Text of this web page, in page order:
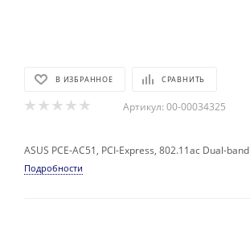
В ИЗБРАННОЕ СРАВНИТЬ
Артикул: 00-00034325
ASUS PCE-AC51, PCI-Express, 802.11ac Dual-band
Подробности